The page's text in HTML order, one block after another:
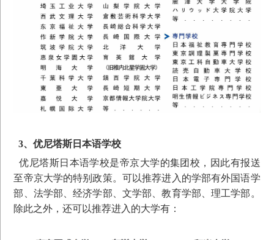
3、优尼塔斯日本语学校
优尼塔斯日本语学校是帝京大学的集团校，因此有报送
至帝京大学的特别政策。可以推荐进入的学部有外国语学
部、法学部、经济学部、文学部、教育学部、理工学部。
除此之外，还可以推荐进入的大学有：